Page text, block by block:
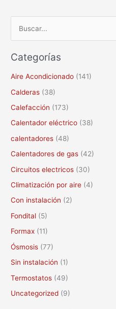
s
c
o
r
:
Categorías
Aire Acondicionado (141)
Calderas (38)
Calefacción (173)
Calentador eléctrico (38)
calentadores (48)
Calentadores de gas (42)
Circuitos electricos (30)
Climatización por aire (4)
Con instalación (2)
Fondital (5)
Formax (11)
Ósmosis (77)
Sin instalación (1)
Termostatos (49)
Uncategorized (9)